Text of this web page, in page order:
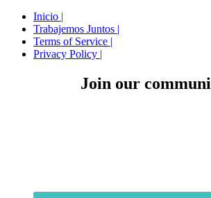
Inicio |
Trabajemos Juntos |
Terms of Service |
Privacy Policy |
Join our